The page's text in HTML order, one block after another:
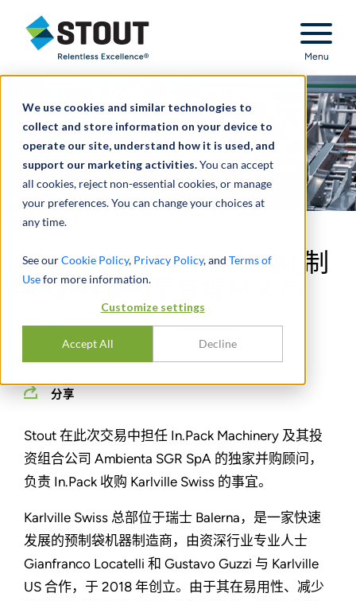
We use cookies and similar technologies to
collect and store information on your device to
operate our site, understand how it is used, and
support our marketing activities.You can accept
all cookies, reject non-essential cookies, or manage
your preferences. You can change your choices at
any time.
See ourCookie Policy, Privacy Policy, and Terms of
Usefor more information.
Customize settings
Accept All Decline
Stout Relentless Excellence
Menu
就一家领先的预制袋机械制
造商的收购事宜提供咨询
分享
Stout 在此次交易中担任 In.Pack Machinery 及其投
资组合公司 Ambienta SGR SpA 的独家并购顾问，
负责 In.Pack 收购 Karlville Swiss 的事宜。
Karlville Swiss 总部位于瑞士 Balerna，是一家快速
发展的预制袋机器制造商，由资深行业专业人士
Gianfranco Locatelli 和 Gustavo Guzzi 与 Karlville
US 合作，于 2018 年创立。由于其在易用性、减少